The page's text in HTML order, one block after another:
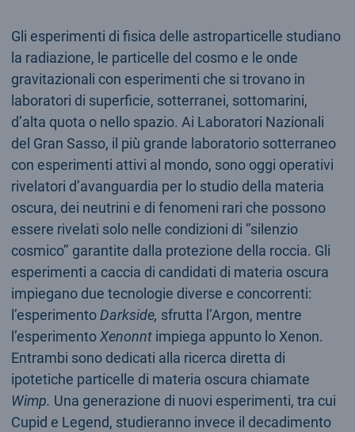
Gli esperimenti di fisica delle astroparticelle studiano
la radiazione, le particelle del cosmo e le onde
gravitazionali con esperimenti che si trovano in
laboratori di superficie, sotterranei, sottomarini,
d’alta quota o nello spazio. Ai Laboratori Nazionali
del Gran Sasso, il più grande laboratorio sotterraneo
con esperimenti attivi al mondo, sono oggi operativi
rivelatori d’avanguardia per lo studio della materia
oscura, dei neutrini e di fenomeni rari che possono
essere rivelati solo nelle condizioni di ‘’silenzio
cosmico’’ garantite dalla protezione della roccia. Gli
esperimenti a caccia di candidati di materia oscura
impiegano due tecnologie diverse e concorrenti:
l’esperimentoDarkside, sfrutta l’Argon, mentre
l’esperimentoXenonntimpiega appunto lo Xenon.
Entrambi sono dedicati alla ricerca diretta di
ipotetiche particelle di materia oscura chiamate
Wimp. Una generazione di nuovi esperimenti, tra cui
Cupid e Legend, studieranno invece il decadimento